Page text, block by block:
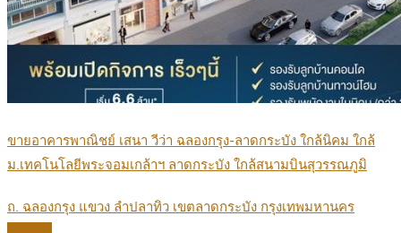
ขายอาคารพาณิชย์ เสนา วีว่า ฉลองกรุง-ลาดกระบัง ใกล้นิคม ใกล้
ม.เทคโนโลยีพระจอมเกล้าฯ ลาดกระบัง ใกล้สนามบินสุวรรณภูมิ
ถ. ฉลองกรุง แขวง ลำปลาทิว เขตลาดกระบัง กรุงเทพมหานคร